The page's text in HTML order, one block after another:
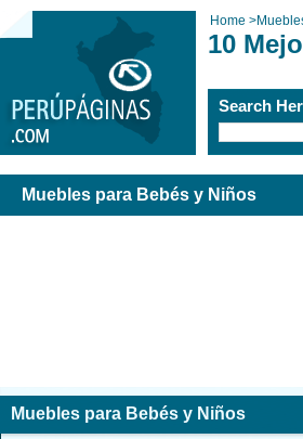
Home >
10
Search
Muebles para Bebés y Niños
Muebles para Bebés y Niños